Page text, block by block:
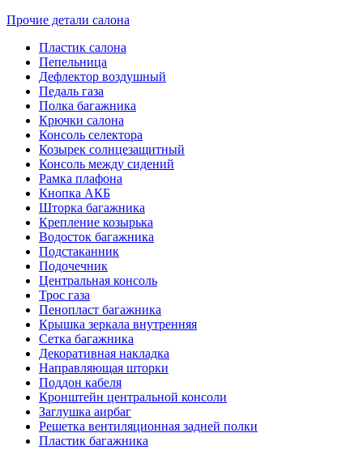
Прочие детали салона
Пластик салона
Пепельница
Дефлектор воздушный
Педаль газа
Полка багажника
Крючки салона
Консоль селектора
Козырек солнцезащитный
Консоль между сидений
Рамка плафона
Кнопка АКБ
Шторка багажника
Крепление козырька
Водосток багажника
Подстаканник
Подочечник
Центральная консоль
Трос газа
Пенопласт багажника
Крышка зеркала внутренняя
Сетка багажника
Декоративная накладка
Направляющая шторки
Поддон кабеля
Кронштейн центральной консоли
Заглушка аирбаг
Решетка вентиляционная задней полки
Пластик багажника